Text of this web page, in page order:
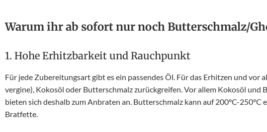
Warum ihr ab sofort nur noch Butterschmalz/
1. Hohe Erhitzbarkeit und Rauchpunkt
Für jede Zubereitungsart gibt es ein passendes Öl. Für das Erhitzen und vor
vergine), Kokosöl oder Butterschmalz zurückgreifen. Vor allem Kokosöl und
bieten sich deshalb zum Anbraten an. Butterschmalz kann auf 200°C-
Bratfette.